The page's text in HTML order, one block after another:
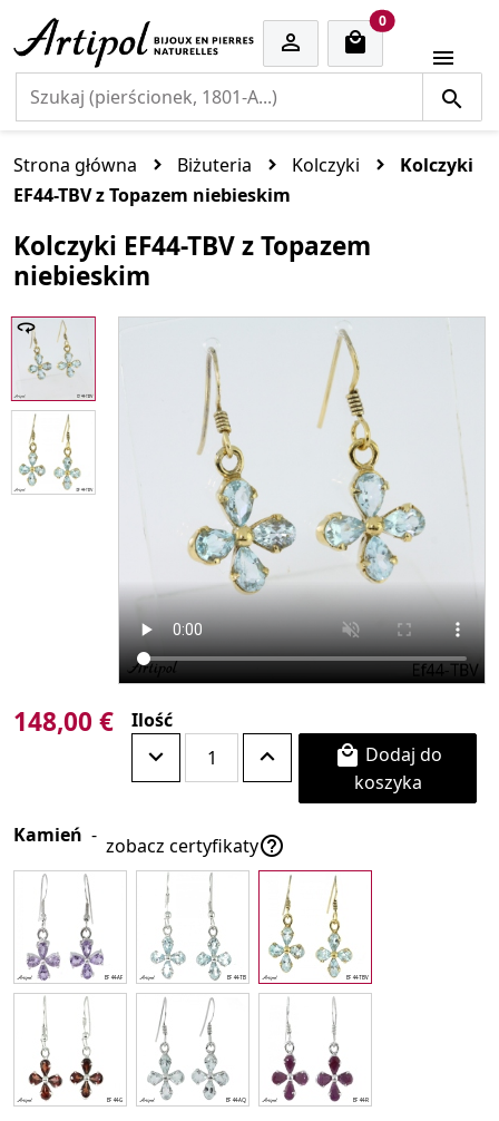

0cart items

Strona główna Biżuteria Kolczyki
Kolczyki
EF44-TBV z Topazem niebieskim
Kolczyki EF44-TBV z Topazem
niebieskim
148,00 € Ilość

koszyka
Kamień - zobacz certyfikaty